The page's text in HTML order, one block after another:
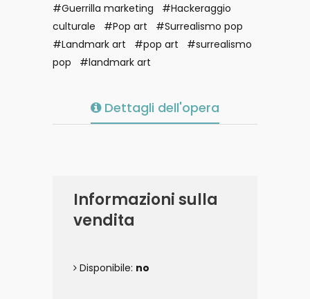
#Guerrilla marketing
#Hackeraggio
culturale
#Pop art
#Surrealismo pop
#Landmark art
#pop art
#surrealismo
pop
#landmark art
Dettagli dell'opera
Informazioni sulla
vendita
Disponibile: no